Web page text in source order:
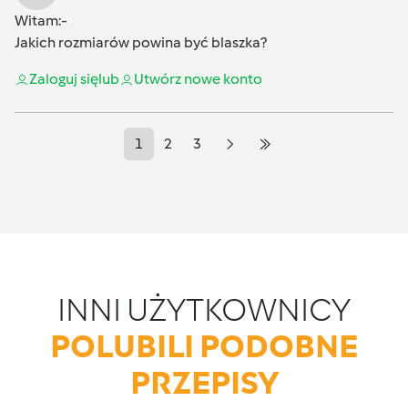
Witam:-
Jakich rozmiarów powina być blaszka?
Zaloguj sięlub Utwórz nowe konto
1 2 3
INNI UŻYTKOWNICY
POLUBILI PODOBNE
PRZEPISY